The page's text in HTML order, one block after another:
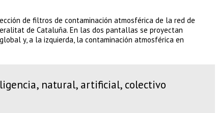
de filtros de contaminación atmosférica de la red de
de Cataluña. En las dos pantallas se proyectan
y, a la izquierda, la contaminación atmosférica en
natural, artificial, colectivo